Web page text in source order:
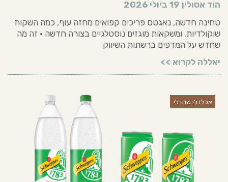
הוד אסולין 19 ביולי 2026
טחינה חדשה, נאגטס פריכים קפואים מחזה עוף, כמה השקות
שוקולדיות, ומשקאות מוגזים נוסטלגיים בצורה חדשה • זה מה
שחדש על המדפים ברשתות השיווק
יאללה לקרוא >>
אכלו לי שתו לי